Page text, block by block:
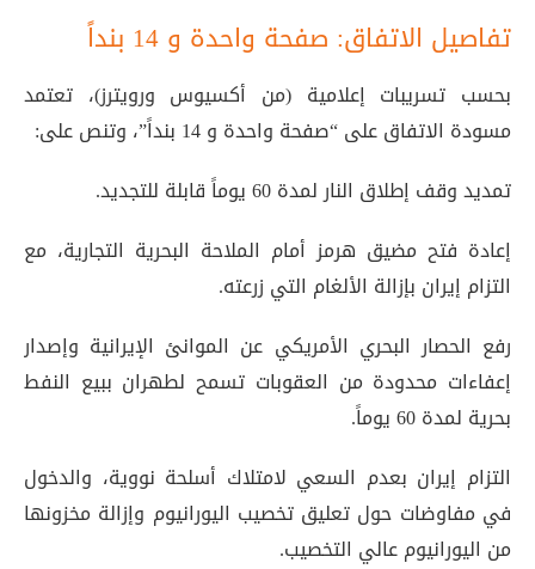
تفاصيل الاتفاق: صفحة واحدة و 14 بنداً
بحسب تسريبات إعلامية (من أكسيوس ورويترز)، تعتمد
مسودة الاتفاق على “صفحة واحدة و 14 بنداً”، وتنص على:
تمديد وقف إطلاق النار لمدة 60 يوماً قابلة للتجديد.
إعادة فتح مضيق هرمز أمام الملاحة البحرية التجارية، مع
التزام إيران بإزالة الألغام التي زرعته.
رفع الحصار البحري الأمريكي عن الموانئ الإيرانية وإصدار
إعفاءات محدودة من العقوبات تسمح لطهران ببيع النفط
بحرية لمدة 60 يوماً.
التزام إيران بعدم السعي لامتلاك أسلحة نووية، والدخول
في مفاوضات حول تعليق تخصيب اليورانيوم وإزالة مخزونها
من اليورانيوم عالي التخصيب.